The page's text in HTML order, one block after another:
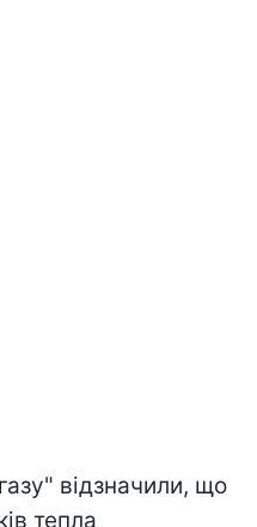
відзначили, що
тепла